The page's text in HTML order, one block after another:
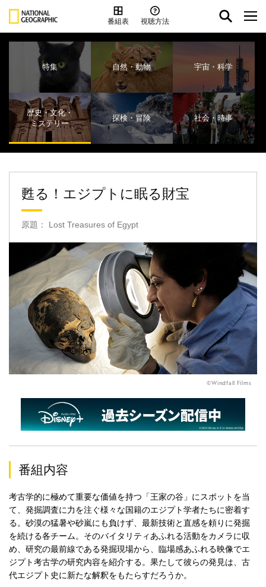
番組表 視聴方法
特集 自然・動物 宇宙・科学
歴史・文化・
ミステリー
探検・冒険 社会・時事
甦る！エジプトに眠る財宝
原題： Lost Treasures of Egypt
©Windfall Films
番組内容
考古学的に極めて重要な価値を持つ「王家の谷」にスポットを当
て、発掘調査に力を注ぐ様々な国籍のエジプト学者たちに密着す
る。砂漠の猛暑や砂嵐にも負けず、最新技術と直感を頼りに発掘
を続ける各チーム。そのバイタリティあふれる活動をカメラに収
め、研究の最前線である発掘現場から、臨場感あふれる映像でエ
ジプト考古学の研究内容を紹介する。果たして彼らの発見は、古
代エジプト史に新たな解釈をもたらすだろうか。